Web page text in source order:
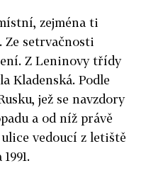
zejména ti
setrvačnosti
Z Leninovy třídy
Kladenská. Podle
jež se navzdory
a od níž právě
vedoucí z letiště